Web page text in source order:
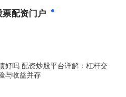
的种类与选择指南
以放大投资者的资金规模，提高收
至关重要，以避免风险。 配资操
配资门户
好吗 配资炒股平台详解：杠杆交
与收益并存